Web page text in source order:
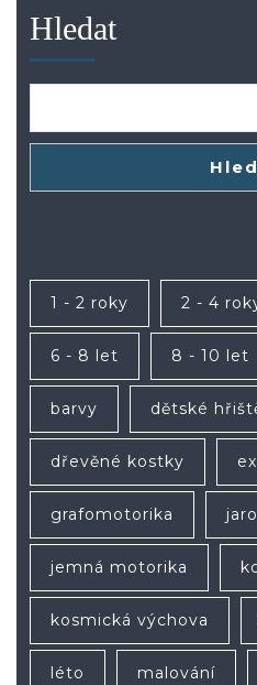
Hledat
1 - 2 roky 2 - 4
6 - 8 let 8 - 10 let
barvy dětské
dřevěné kostky
grafomotorika jaro
jemná motorika
kosmická výchova
léto malování